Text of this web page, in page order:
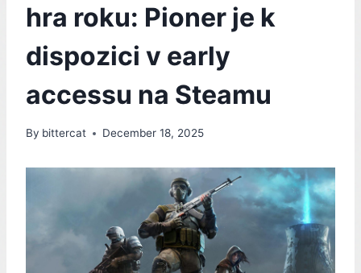
hra roku: Pioner je k
dispozici v early
accessu na Steamu
By bittercat December 18, 2025